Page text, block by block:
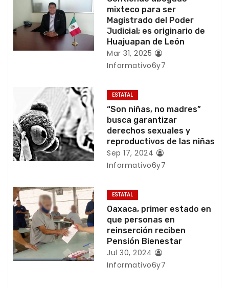
ó
n
e
n
t
r
a
d
a
mixteco para ser
Magistrado del Poder
Judicial; es originario de
Huajuapan de León
Mar 31, 2025
Informativo6y7
ESTATAL
“Son niñas, no madres”
busca garantizar
derechos sexuales y
reproductivos de las niñas
Sep 17, 2024
Informativo6y7
ESTATAL
Oaxaca, primer estado en
que personas en
reinserción reciben
Pensión Bienestar
Jul 30, 2024
Informativo6y7